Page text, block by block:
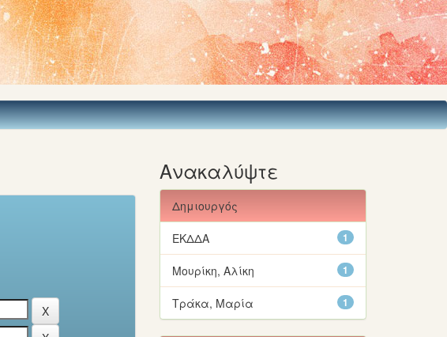
Ανακαλύψτε
Δημιουργός
1
ΕΚΔΔΑ
1
Μουρίκη, Αλίκη
1
Τράκα, Μαρία